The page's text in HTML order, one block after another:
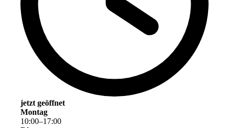
jetzt geöffnet
Montag
10:00–17:00